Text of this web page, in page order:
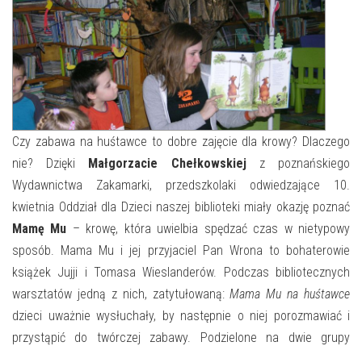
AKTUALNOŚCI
NAJBLIŻSZE WYDARZENIA
WYDARZENIA BIEŻĄCE
WYDARZYŁO SIĘ
NASZA OFERTA
STREFA WIEDZY O REGIONIE
STREFA KOLORU
FORMY STAŁE
NASZE FILIE
POLECANE STRONY
WYDARZENIA KULTURALNE
FOTO
E-INFORMATOR
Czy zabawa na huśtawce to dobre zajęcie dla krowy? Dlaczego
nie? Dzięki Małgorzacie Chełkowskiejz poznańskiego
Wydawnictwa Zakamarki, przedszkolaki odwiedzające 10.
kwietnia Oddział dla Dzieci naszej biblioteki miały okazję poznać
Mamę Mu – krowę, która uwielbia spędzać czas w nietypowy
sposób. Mama Mu i jej przyjaciel Pan Wrona to bohaterowie
książek Jujji i Tomasa Wieslanderów. Podczas bibliotecznych
warsztatów jedną z nich, zatytułowaną:Mama Mu na huśtawce
dzieci uważnie wysłuchały, by następnie o niej porozmawiać i
przystąpić do twórczej zabawy. Podzielone na dwie grupy